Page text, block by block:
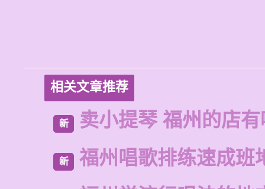
相关文章推荐
新 卖小提琴 福州的店
新
福州唱歌排练速成班